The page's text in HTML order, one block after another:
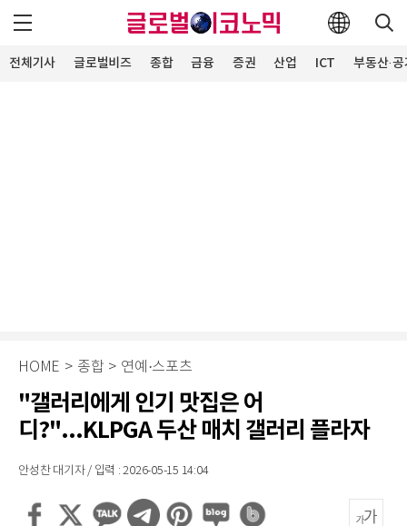
전체기사 글로벌비즈 종합 금융 증권 산업 ICT 부동산·
HOME > 종합 > 연예·스포츠
"갤러리에게 인기 맛집은 어
디?"...KLPGA 두산 매치 갤러리 플라자
안성찬 대기자 / 입력 : 2026-05-15 14:04